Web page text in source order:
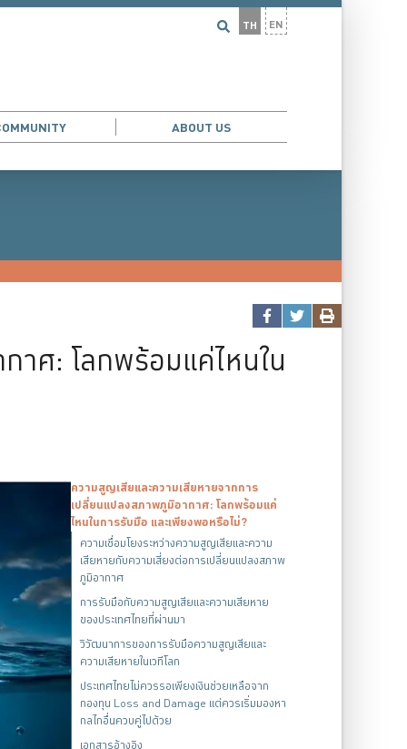
TH EN
ABOUT US
าศ: โลกพร้อมแค่ไหนใน
ความสูญเสียและความเสียหายจากการ
เปลี่ยนแปลงสภาพภูมิอากาศ: โลกพร้อมแค่
ไหนในการรับมือ และเพียงพอหรือไม่?
ความเชื่อมโยงระหว่างความสูญเสียและความ
เสียหายกับความเสี่ยงต่อการเปลี่ยนแปลงสภาพ
ภูมิอากาศ
การรับมือกับความสูญเสียและความเสียหาย
ของประเทศไทยที่ผ่านมา
วิวัฒนาการของการรับมือความสูญเสียและ
ความเสียหายในเวทีโลก
ประเทศไทยไม่ควรรอเพียงเงินช่วยเหลือจาก
กองทุน Loss and Damage แต่ควรเริ่มมองหา
กลไกอื่นควบคู่ไปด้วย